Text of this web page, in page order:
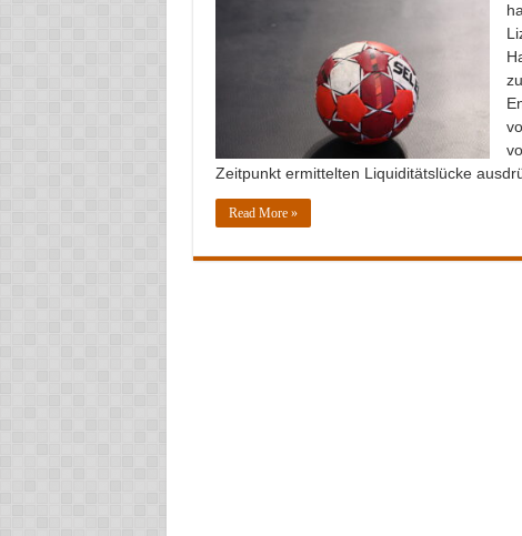
Zeitpunkt ermittelten Liquiditätslücke
Read More »